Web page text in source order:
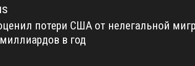
потери США от нелегальной
в год